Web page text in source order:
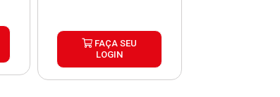
FAÇA SEU
LOGIN